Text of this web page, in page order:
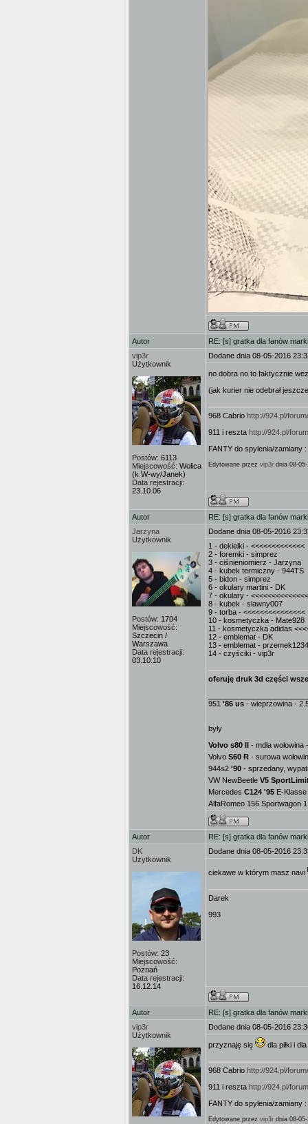
Autor
RE: [s] gratka dla fanów marki
vip3r
Użytkownik
Postów: 6113
Miejscowość: Wolica
(k.W-wy/Janek)
Data rejestracji:
23.10.06
Dodane dnia 08-05-2016
no dobra no to faktycznie
(jak kurier nie odebrał
968 Cabrio http://924.pl/
911 i reszta http://924.pl/
FANTY do spylenia/zamiany :
Edytowane przez vip3r dnia 08-
Autor
RE: [s] gratka dla fanów marki
Jarzyna
Użytkownik
Postów: 1704
Miejscowość:
Szczecin /
Warszawa
Data rejestracji:
03.10.10
Dodane dnia 08-05-2016
1 - dekielki - <<<<<<<<<<<<<
2 - foremki - simprez
3 - ciśnieniomierz - Jarzyna
4 - kubek termiczny - 944TS
5 - bidon - simprez
6 - okulary martini - DK
7 - okulary -
8 - kubek - slawny007
9 - torba - <<<<<<<<<<<<<<<
10 - kosmetyczka - Mate928
11 - kosmetyczka adidas
12 - emblemat - DK
13 - emblemat -
14 - czyściki - vip3r
oferuję druk 3d części
951 '86 us - wieprzowina -
były
Volvo s80 II - mdła
Volvo S60 R - surowa
944s2 '90 - sprzedany,
VW NewBeetle V5
Mercedes C124 '95 E-
AlfaRomeo 156 Sportwagon
Autor
RE: [s] gratka dla fanów marki
DK
Użytkownik
Postów: 23
Miejscowość:
Poznań
Data rejestracji:
16.12.14
Dodane dnia 08-05-2016
ciekawe w którym masz navi
Darek
993
Autor
RE: [s] gratka dla fanów marki
vip3r
Użytkownik
Dodane dnia 08-05-2016
przyznaję się dla piłki i
968 Cabrio http://924.pl/
911 i reszta http://924.pl/
FANTY do spylenia/zamiany :
Edytowane przez vip3r dnia 08-